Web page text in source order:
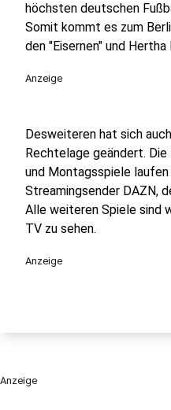
höchsten deutschen
Somit kommt es zum
den "Eisernen" und Hertha
Anzeige
Desweiteren hat sich
Rechtelage geändert.
und Montagsspiele
Streamingsender DAZN,
Alle weiteren Spiele sind
TV zu sehen.
Anzeige
Anzeige